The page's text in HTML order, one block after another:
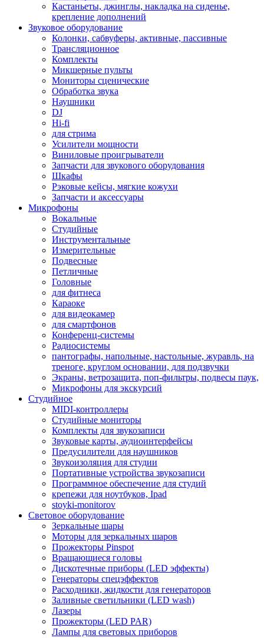
Кастаньеты, джинглы, накладка на сиденье,
крепление дополнений
Звуковое оборудование
Колонки, сабвуферы, активные, пассивные
Трансляционное
Комплекты
Микшерные пульты
Мониторы сценические
Обработка звука
Наушники
DJ
Hi-fi
для стрима
Усилители мощности
Виниловые проигрыватели
Запчасти для звукового оборудования
Шкафы
Рэковые кейсы, мягкие кожухи
Запчасти и аксессуары
Микрофоны
Вокальные
Студийные
Инструментальные
Измерительные
Подвесные
Петличные
Головные
для фитнеса
Караоке
для видеокамер
для смартфонов
Конференц-системы
Радиосистемы
пантографы, напольные, настольные, журавль, на
треноге, круглом основании, для подзвучки
Экраны, ветрозащита, поп-фильтры, подвесы паук,
Микрофоны для экскурсий
Студийное
MIDI-контроллеры
Студийные мониторы
Комплекты для звукозаписи
Звуковые карты, аудиоинтерфейсы
Предусилители для наушников
Звукоизоляция для студии
Портативные устройства звукозаписи
Программное обеспечение для студий
крепежи для ноутбуков, Ipad
stoyki-monitorov
Световое оборудование
Зеркальные шары
Моторы для зеркальных шаров
Прожекторы Pinspot
Вращающиеся головы
Дискотечные приборы (LED эффекты)
Генераторы спецэффектов
Расходники, жидкости для генераторов
Заливные светильники (LED wash)
Лазеры
Прожекторы (LED PAR)
Лампы для световых приборов